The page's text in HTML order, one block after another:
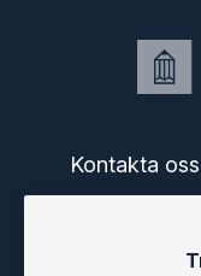
Kontakta